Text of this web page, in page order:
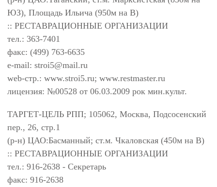
ЮЗ), Площадь Ильича (950м на В)
:: РЕСТАВРАЦИОННЫЕ ОРГАНИЗАЦИИ
тел.: 363-7401
факс: (499) 763-6635
e-mail: stroi5@mail.ru
web-стр.: www.stroi5.ru; www.restmaster.ru
лицензия: №00528 от 06.03.2009 рок мин.культ.
ТАРГЕТ-ЦЕЛЬ РПП; 105062, Москва, Подсосенский
пер., 26, стр.1
(р-н) ЦАО:Басманный; ст.м. Чкаловская (450м на В)
:: РЕСТАВРАЦИОННЫЕ ОРГАНИЗАЦИИ
тел.: 916-2638 - Секретарь
факс: 916-2638